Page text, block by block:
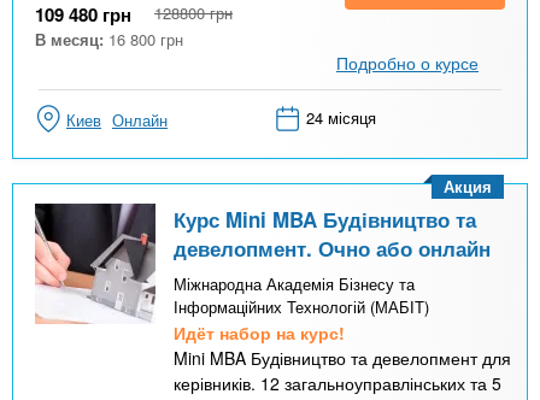
109 480 грн 128800 грн
В месяц: 16 800 грн
Подробно о курсе
Киев Онлайн 24 місяця
Курс Mini MBA Будівництво та
девелопмент. Очно або онлайн
Міжнародна Академія Бізнесу та
Інформаційних Технологій (МАБІТ)
Идёт набор на курс!
Mini MBA Будівництво та девелопмент для
керівників. 12 загальноуправлінських та 5
Акция